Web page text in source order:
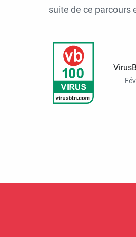
suite de ce parcours